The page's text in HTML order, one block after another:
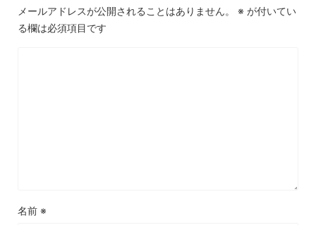
メールアドレスが公開されることはありません。 ※ が付いてい
る欄は必須項目です
名前 ※